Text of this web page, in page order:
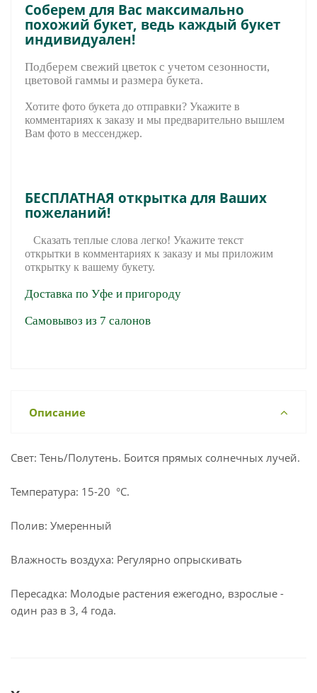
Соберем для Вас максимально
похожий букет, ведь каждый букет
индивидуален!
Подберем свежий цветок с учетом сезонности,
цветовой гаммы и размера букета.
Хотите фото букета до отправки? Укажите в
комментариях к заказу и мы предварительно вышлем
Вам фото в мессенджер.
БЕСПЛАТНАЯ открытка для Ваших
пожеланий!
Сказать теплые слова легко! Укажите текст
открытки в комментариях к заказу и мы приложим
открытку к вашему букету.
Доставка по Уфе и пригороду
Самовывоз из 7 салонов
Описание
Свет: Тень/Полутень. Боится прямых солнечных лучей.
Температура: 15-20 °С.
Полив: Умеренный
Влажность воздуха: Регулярно опрыскивать
Пересадка: Молодые растения ежегодно, взрослые -
один раз в 3, 4 года.